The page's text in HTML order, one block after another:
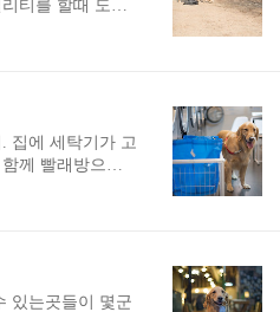
티를 할때 도움
작한지는 한 1
리는건지 근처
교육은 역시 반
돌아오는 동영
으신 분들이 참
아니여도 상관없
집에 세탁기가 고
께 빨래방으로
지만 도착하고
앉아서 기다릴줄
있는거야.안그럼
있는곳들이 몇군